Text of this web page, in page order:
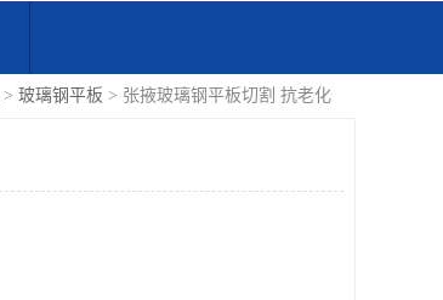
> 玻璃钢平板 > 张掖玻璃钢平板切割 抗老化